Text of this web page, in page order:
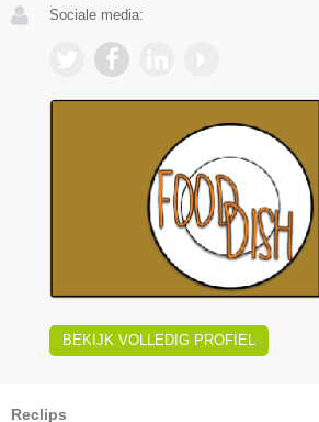
Sociale media:
BEKIJK VOLLEDIG PROFIEL
Reclips